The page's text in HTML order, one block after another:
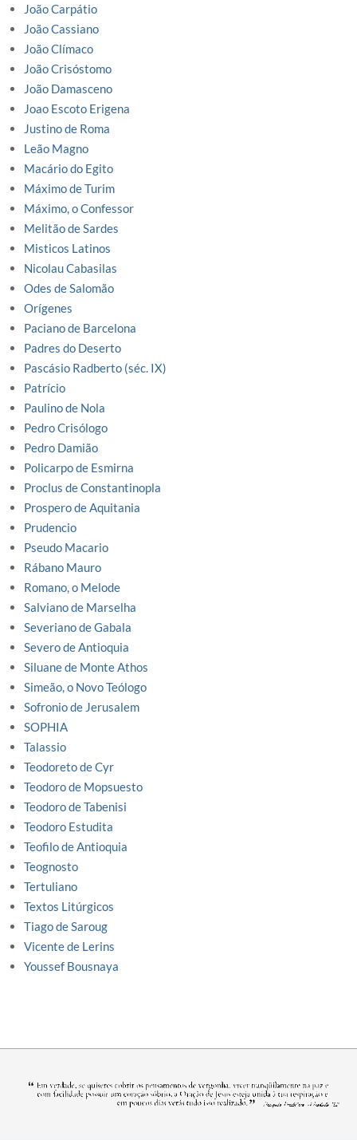
João Carpátio
João Cassiano
João Clímaco
João Crisóstomo
João Damasceno
Joao Escoto Erigena
Justino de Roma
Leão Magno
Macário do Egito
Máximo de Turim
Máximo, o Confessor
Melitão de Sardes
Misticos Latinos
Nicolau Cabasilas
Odes de Salomão
Orígenes
Paciano de Barcelona
Padres do Deserto
Pascásio Radberto (séc. IX)
Patrício
Paulino de Nola
Pedro Crisólogo
Pedro Damião
Policarpo de Esmirna
Proclus de Constantinopla
Prospero de Aquitania
Prudencio
Pseudo Macario
Rábano Mauro
Romano, o Melode
Salviano de Marselha
Severiano de Gabala
Severo de Antioquia
Siluane de Monte Athos
Simeão, o Novo Teólogo
Sofronio de Jerusalem
SOPHIA
Talassio
Teodoreto de Cyr
Teodoro de Mopsuesto
Teodoro de Tabenisi
Teodoro Estudita
Teofilo de Antioquia
Teognosto
Tertuliano
Textos Litúrgicos
Tiago de Saroug
Vicente de Lerins
Youssef Bousnaya